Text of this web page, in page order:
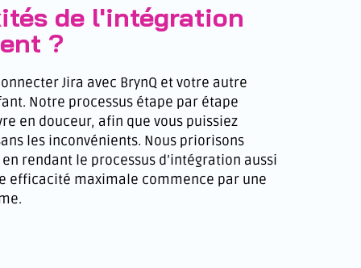
de l'intégration
?
Jira avec BrynQ et votre autre
Notre processus étape par étape
en douceur, afin que vous puissiez
les inconvénients. Nous priorisons
rendant le processus d’intégration aussi
efficacité maximale commence par une